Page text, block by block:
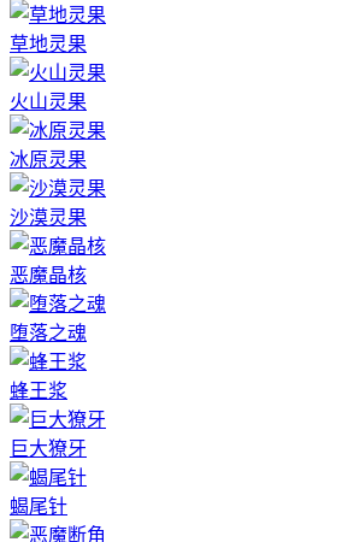
草地灵果
火山灵果
冰原灵果
沙漠灵果
恶魔晶核
堕落之魂
蜂王浆
巨大獠牙
蝎尾针